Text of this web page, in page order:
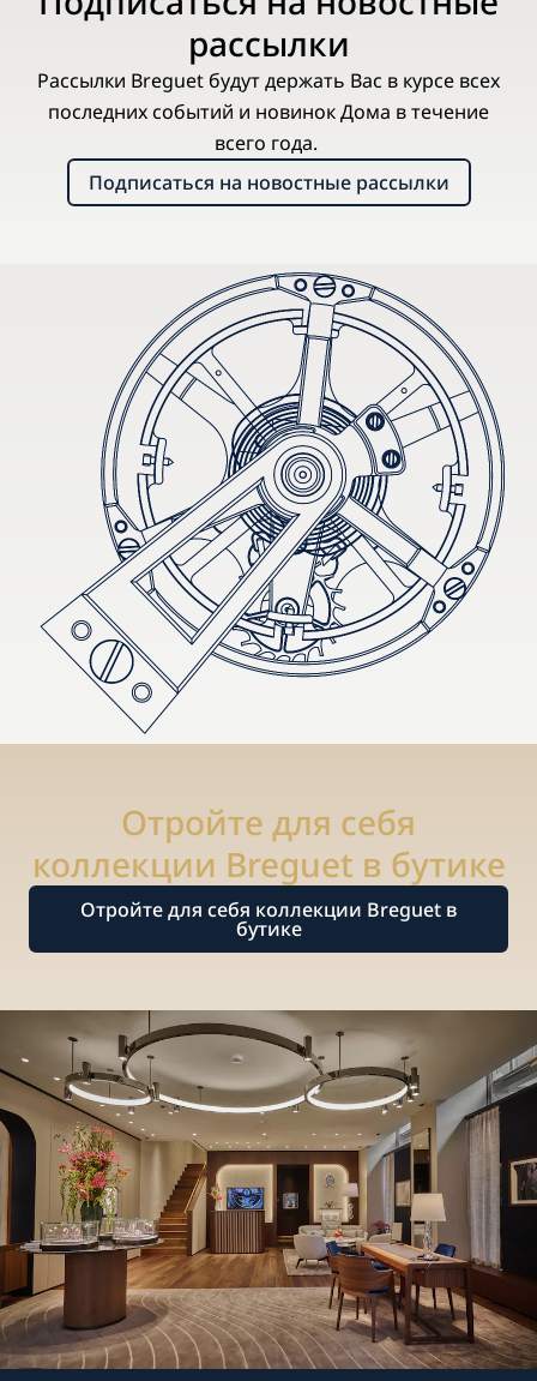
рассылки
Рассылки Breguet будут держать Вас в курсе всех
последних событий и новинок Дома в течение
всего года.
Подписаться на новостные рассылки
Отройте для себя
коллекции Breguet в бутике
Отройте для себя коллекции Breguet в
бутике